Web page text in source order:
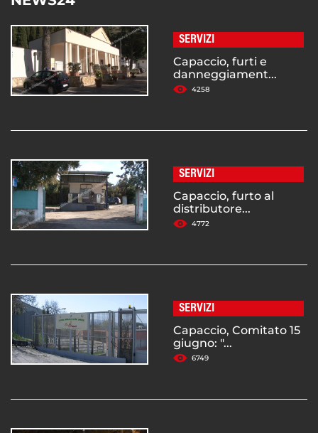
SERVIZI
Capaccio, furti e
danneggiament...
4258
SERVIZI
Capaccio, furto al
distributore...
4772
SERVIZI
Capaccio, Comitato 15
giugno: "...
6749